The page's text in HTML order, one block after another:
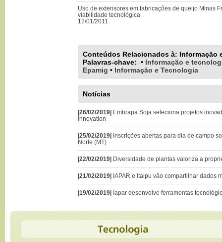
Uso de extensores em fabricações de queijo Minas
viabilidade tecnológica
12/01/2011
Conteúdos Relacionados à: Informação
Palavras-chave: • Informação e
Epamig • Informação e Tecnologia
Notícias
|26/02/2019| Embrapa Soja seleciona projetos
Innovation
|25/02/2019| Inscrições abertas para dia de campo
Norte (MT)
|22/02/2019| Diversidade de plantas valoriza a
|21/02/2019| IAPAR e Itaipu vão compartilhar dados
|19/02/2019| Iapar desenvolve ferramentas